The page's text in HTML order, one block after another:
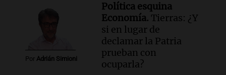
Por Adrián Simioni
Política esquina
Economía. Tierras: ¿Y
si en lugar de
declamar la Patria
prueban con
ocuparla?